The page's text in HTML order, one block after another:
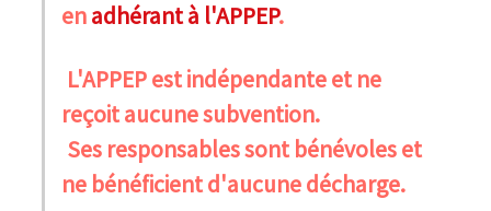
enadhérant à l'APPEP.
L'APPEP est indépendante et ne
reçoit aucune subvention.
Ses responsables sont bénévoles et
ne bénéficient d'aucune décharge.